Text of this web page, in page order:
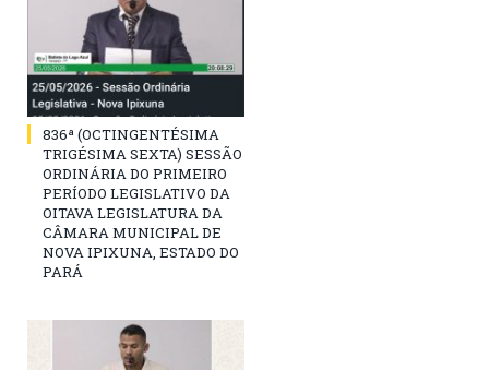
836ª (OCTINGENTÉSIMA
TRIGÉSIMA SEXTA) SESSÃO
ORDINÁRIA DO PRIMEIRO
PERÍODO LEGISLATIVO DA
OITAVA LEGISLATURA DA
CÂMARA MUNICIPAL DE
NOVA IPIXUNA, ESTADO DO
PARÁ